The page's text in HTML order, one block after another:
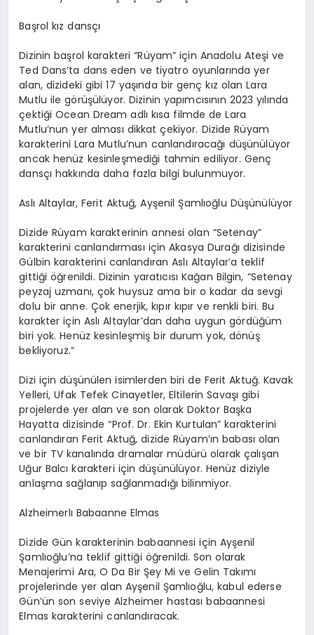
Başrol kız dansçı
Dizinin başrol karakteri “Rüyam” için Anadolu Ateşi ve
Ted Dans’ta dans eden ve tiyatro oyunlarında yer
alan, dizideki gibi 17 yaşında bir genç kız olan Lara
Mutlu ile görüşülüyor. Dizinin yapımcısının 2023 yılında
çektiği Ocean Dream adlı kısa filmde de Lara
Mutlu’nun yer alması dikkat çekiyor. Dizide Rüyam
karakterini Lara Mutlu’nun canlandıracağı düşünülüyor
ancak henüz kesinleşmediği tahmin ediliyor. Genç
dansçı hakkında daha fazla bilgi bulunmuyor.
Aslı Altaylar, Ferit Aktuğ,Ayşenil Şamlıoğlu Düşünülüyor
Dizide Rüyam karakterinin annesi olan “Setenay”
karakterini canlandırması için Akasya Durağı dizisinde
Gülbin karakterini canlandıran Aslı Altaylar’a teklif
gittiği öğrenildi. Dizinin yaratıcısı Kağan Bilgin, “Setenay
peyzaj uzmanı, çok huysuz ama bir o kadar da sevgi
dolu bir anne. Çok enerjik, kıpır kıpır ve renkli biri. Bu
karakter için AslıAltaylar’dan daha uygun gördüğüm
biri yok. Henüz kesinleşmiş bir durum yok, dönüş
bekliyoruz.”
Dizi için düşünülen isimlerden biri de Ferit Aktuğ. Kavak
Yelleri, Ufak Tefek Cinayetler, Eltilerin Savaşı gibi
projelerde yer alan ve son olarak Doktor Başka
Hayatta dizisinde “Prof. Dr. Ekin Kurtulan” karakterini
canlandıran Ferit Aktuğ, dizideRüyam’ın babası olan
ve bir TV kanalında dramalar müdürü olarak çalışan
Uğur Balcı karakteri için düşünülüyor. Henüz diziyle
anlaşma sağlanıp sağlanmadığı bilinmiyor.
Alzheimerlı Babaanne Elmas
Dizide Gün karakterinin babaannesi için Ayşenil
Şamlıoğlu’na teklif gittiği öğrenildi. Son olarak
Menajerimi Ara, O Da Bir Şey Mi ve Gelin Takımı
projelerinde yer alan Ayşenil Şamlıoğlu, kabul ederse
Gün’ün son seviyeAlzheimer hastası babaannesi
Elmas karakterini canlandıracak.